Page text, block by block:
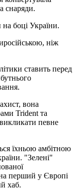
снаряди.
боці України.
ніж
ставить перед
вона
Trident та
певне
їхньою амбітною
"Зелені"
перший у Європі
хаб.